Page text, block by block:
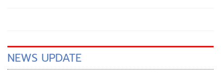
NEWS UPDATE